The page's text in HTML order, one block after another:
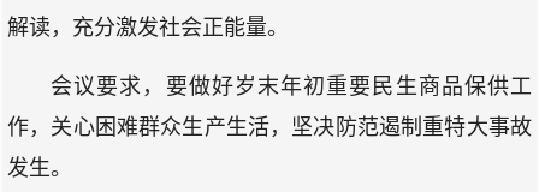
解读，充分激发社会正能量。
会议要求，要做好岁末年初重要民生商品保供工
作，关心困难群众生产生活，坚决防范遏制重特大事故
发生。